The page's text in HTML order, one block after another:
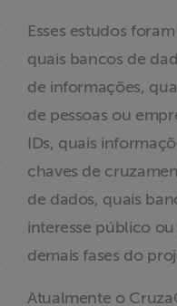
Esses estudos
quais bancos de
de informações,
de pessoas ou
IDs, quais
chaves de
de dados, quais
interesse público
demais fases do
Atualmente o